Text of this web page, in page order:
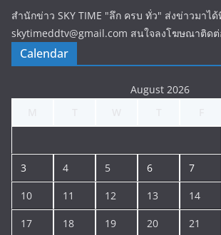
สำนักข่าว SKY TIME "ลึก ครบ ทั่ว" ส่งข่าวมาได้
skytimeddtv@gmail.com สนใจลงโฆษณาติดต่
Calendar
August 2026
3 4 5 6 7
10 11 12 13 14
17 18 19 20 21